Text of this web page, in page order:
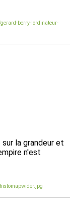
berry-lordinateur-
la grandeur et
n'est